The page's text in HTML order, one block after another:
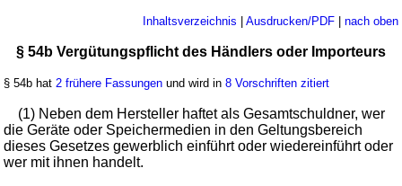
Inhaltsverzeichnis Ausdrucken/PDF| nach oben
§ 54b Vergütungspflicht des Händlers oder Importeurs
§ 54b hat2 frühere Fassungen und wird in8 Vorschriften zitiert
(1) Neben dem Hersteller haftet als Gesamtschuldner, wer
die Geräte oder Speichermedien in den Geltungsbereich
dieses Gesetzes gewerblich einführt oder wiedereinführt oder
wer mit ihnen handelt.